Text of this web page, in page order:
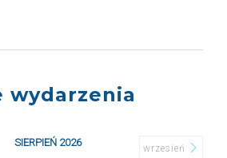
wydarzenia
SIERPIEŃ 2026 wrzesień